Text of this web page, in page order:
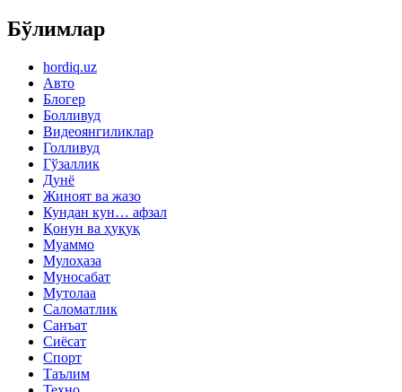
Бўлимлар
hordiq.uz
Авто
Блогер
Болливуд
Видеоянгиликлар
Голливуд
Гўзаллик
Дунё
Жиноят ва жазо
Кундан кун… афзал
Қонун ва ҳуқуқ
Муаммо
Мулоҳаза
Муносабат
Мутолаа
Саломатлик
Санъат
Сиёсат
Спорт
Таълим